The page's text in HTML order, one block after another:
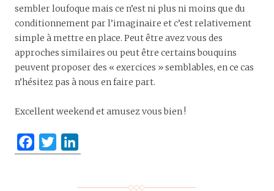
sembler loufoque mais ce n’est ni plus ni moins que du
conditionnement par l’imaginaire et c’est relativement
simple à mettre en place. Peut être avez vous des
approches similaires ou peut être certains bouquins
peuvent proposer des « exercices » semblables, en ce cas
n’hésitez pas à nous en faire part.
Excellent weekend et amusez vous bien !